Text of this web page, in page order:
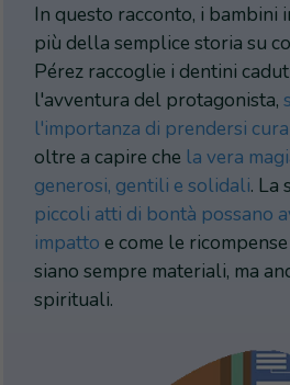
In questo racconto, i bambini
più della semplice storia su
Pérez raccoglie i dentini
l'avventura del protagonista,
l'importanza di prendersi
oltre a capire che la vera
generosi, gentili e solidali. La
piccoli atti di bontà possano
impatto e come le
siano sempre materiali, ma
spirituali.